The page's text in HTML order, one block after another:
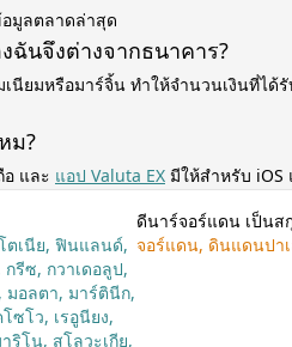
มูลตลาดล่าสุด
ฉันจึงต่างจากธนาคาร?
นียมหรือมาร์จิ้น ทำให้จำนวนเงินที่ได้
ม?
อ และ แอป Valuta EX มีให้สำหรับ iOS
ตเนีย, ฟินแลนด์,
กรีซ, กวาเดอลูป,
มอลตา, มาร์ตินีก,
ซโว, เรอูนียง,
ริโน, สโลวะเกีย,
ดีนาร์จอร์แดน เป็นส
จอร์แดน, ดินแดนปา